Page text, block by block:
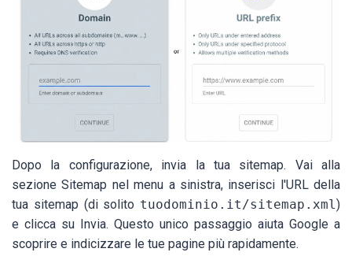
Dopo la configurazione, invia la tua sitemap. Vai alla
sezione Sitemap nel menu a sinistra, inserisci l'URL della
tua sitemap (di solito tuodominio.it/sitemap.xml )
e clicca su Invia. Questo unico passaggio aiuta Google a
scoprire e indicizzare le tue pagine più rapidamente.